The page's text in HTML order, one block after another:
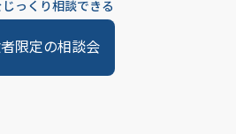
っくり相談できる
限定の相談会